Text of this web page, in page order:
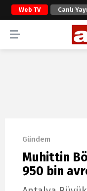
Web TV Canlı
Gündem
Muhittin
950 bin